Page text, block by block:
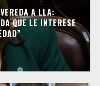
A LLA:
QUE LE INTERESE